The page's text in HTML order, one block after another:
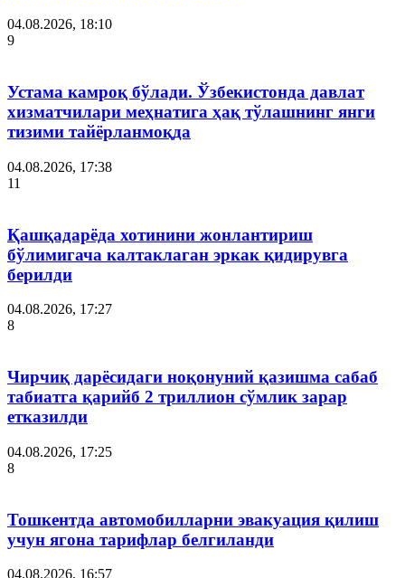
04.08.2026, 18:10
9
Устама камроқ бўлади. Ўзбекистонда давлат
хизматчилари меҳнатига ҳақ тўлашнинг янги
тизими тайёрланмоқда
04.08.2026, 17:38
11
Қашқадарёда хотинини жонлантириш
бўлимигача калтаклаган эркак қидирувга
берилди
04.08.2026, 17:27
8
Чирчиқ дарёсидаги ноқонуний қазишма сабаб
табиатга қарийб 2 триллион сўмлик зарар
етказилди
04.08.2026, 17:25
8
Тошкентда автомобилларни эвакуация қилиш
учун ягона тарифлар белгиланди
04.08.2026, 16:57